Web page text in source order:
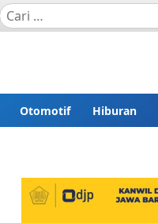
Otomotif Hiburan